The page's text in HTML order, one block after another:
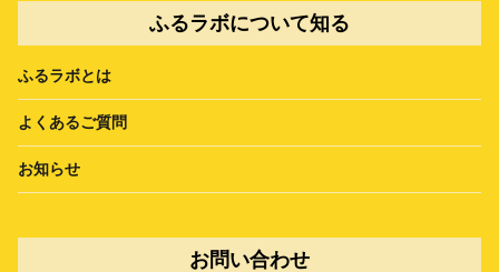
ふるラボについて知る
ふるラボとは
よくあるご質問
お知らせ
お問い合わせ